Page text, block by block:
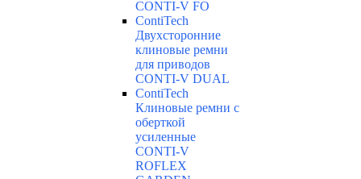
CONTI-V FO
ContiTech
Двухсторонние
клиновые ремни
для приводов
CONTI-V DUAL
ContiTech
Клиновые ремни с
оберткой
усиленные
CONTI-V
ROFLEX